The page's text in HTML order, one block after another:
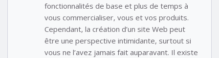
fonctionnalités de base et plus de temps à
vous commercialiser, vous et vos produits.
Cependant, la création d’un site Web peut
être une perspective intimidante, surtout si
vous ne l’avez jamais fait auparavant. Il existe